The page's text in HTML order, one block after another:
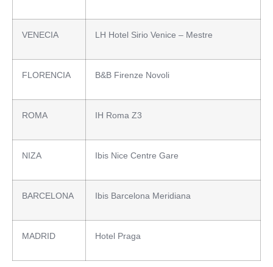
VENECIA LH Hotel Sirio Venice – Mestre
FLORENCIA B&B Firenze Novoli
ROMA IH Roma Z3
NIZA Ibis Nice Centre Gare
BARCELONA Ibis Barcelona Meridiana
MADRID Hotel Praga